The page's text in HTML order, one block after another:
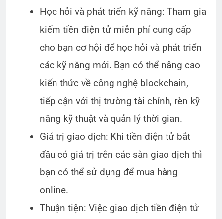
Học hỏi và phát triển kỹ năng: Tham gia
kiếm tiền điện tử miễn phí cung cấp
cho bạn cơ hội để học hỏi và phát triển
các kỹ năng mới. Bạn có thể nâng cao
kiến thức về công nghệ blockchain,
tiếp cận với thị trường tài chính, rèn kỹ
năng kỹ thuật và quản lý thời gian.
Giá trị giao dịch: Khi tiền điện tử bắt
đầu có giá trị trên các sàn giao dịch thì
bạn có thể sử dụng để mua hàng
online.
Thuận tiện: Việc giao dịch tiền điện tử